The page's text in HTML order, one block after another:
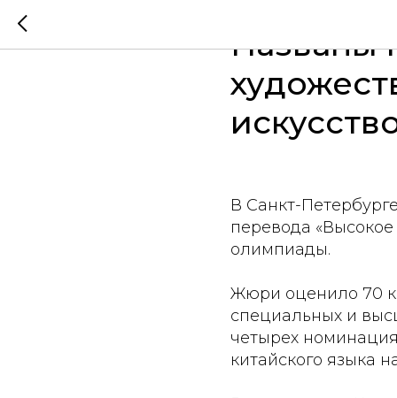
Названы
В Санкт-
перевода «Высокое
олимпиады.
Жюри оценило 70
специальных и
четырех
китайского языка